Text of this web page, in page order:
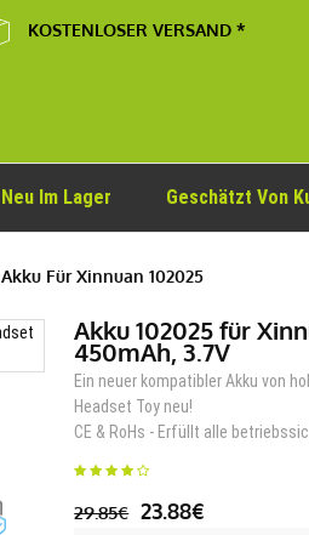
KOSTENLOSER VERSAND *
Neu Im Lager Geschätzt Von
Akku Für Xinnuan 102025
Akku 102025 für
450mAh, 3.7V
Ein neuer kompatibler Akku von
Headset Toy neu!
CE & RoHs - Erfüllt alle
29.85€ 23.88€